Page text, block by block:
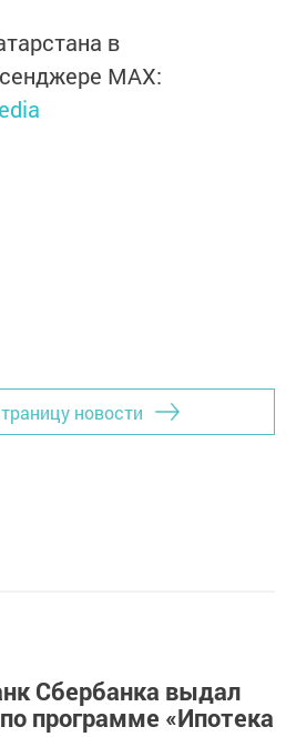
в
MАХ:
новости
Сбербанка выдал
программе «Ипотека